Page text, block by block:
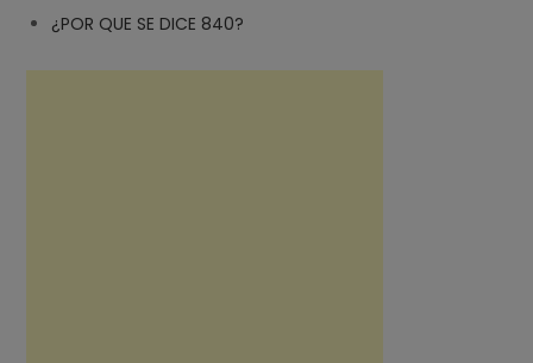
¿POR QUE SE DICE 840?